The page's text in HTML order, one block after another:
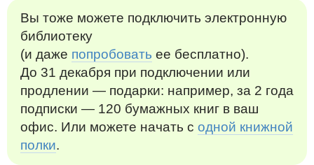
Вы тоже можете подключить электронную
библиотеку
(и даже попробовать ее бесплатно).
До 31 декабря при подключении или
продлении — подарки: например, за 2 года
подписки — 120 бумажных книг в ваш
офис. Или можете начать с одной книжной
полки.